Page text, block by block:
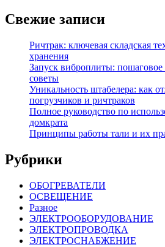
Свежие записи
Ричтрак: ключевая складская
хранения
Запуск виброплиты: пошаговое
советы
Уникальность штабелера: как
погрузчиков и ричтраков
Полное руководство по
домкрата
Принципы работы тали и их
Рубрики
ОБОГРЕВАТЕЛИ
ОСВЕЩЕНИЕ
Разное
ЭЛЕКТРООБОРУДОВАНИЕ
ЭЛЕКТРОПРОВОДКА
ЭЛЕКТРОСНАБЖЕНИЕ